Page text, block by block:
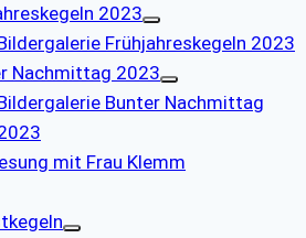
2023
Frühjahreskegeln 2023
Nachmittag 2023
Bunter Nachmittag
mit Frau Klemm